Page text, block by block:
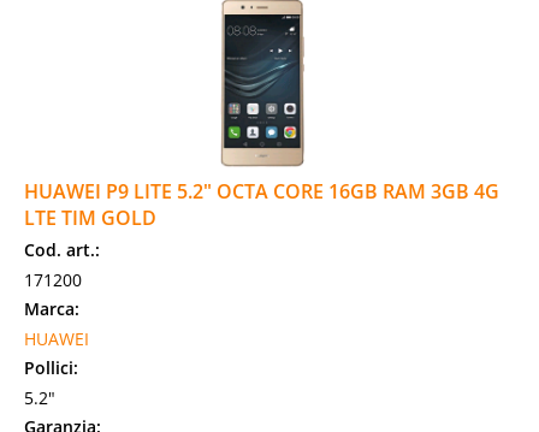
HUAWEI P9 LITE 5.2" OCTA CORE 16GB RAM 3GB 4G
LTE TIM GOLD
Cod. art.:
171200
Marca:
HUAWEI
Pollici:
5.2"
Garanzia: